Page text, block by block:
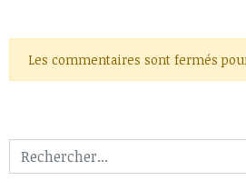
Les commentaires sont fermés